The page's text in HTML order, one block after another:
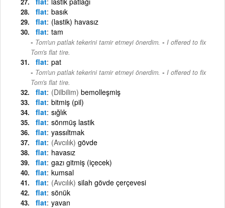
flat basık
flat (lastik) havasız
flat tam
Tom'un patlak tekerini tamir etmeyi önerdim. - I offered to fix
Tom's flat tire.
flat pat
Tom'un patlak tekerini tamir etmeyi önerdim. - I offered to fix
Tom's flat tire.
flat (Dilbilim) bemolleşmiş
flat bitmiş (pil)
flat sığlık
flat sönmüş lastik
flat yassıltmak
flat (Avcılık) gövde
flat havasız
flat gazı gitmiş (içecek)
flat kumsal
flat (Avcılık) silah gövde çerçevesi
flat sönük
flat yavan